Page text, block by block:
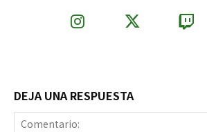
DEJA UNA RESPUESTA